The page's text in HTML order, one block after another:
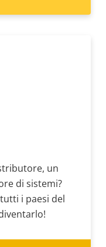
un
di sistemi?
i paesi del